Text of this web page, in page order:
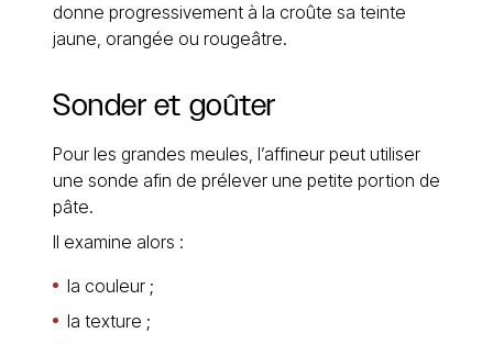
donne progressivement à la croûte sa teinte
jaune, orangée ou rougeâtre.
Sonder et goûter
Pour les grandes meules, l’affineur peut utiliser
une sonde afin de prélever une petite portion de
pâte.
Il examine alors :
la couleur ;
la texture ;